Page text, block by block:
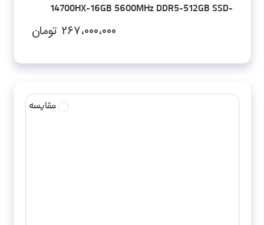
14700HX-16GB 5600MHz DDR5-512GB SSD-
۲۶۷،۰۰۰،۰۰۰ تومان
مقایسه